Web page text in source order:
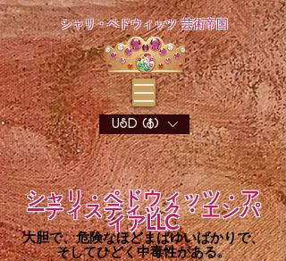
シャリ・ペドウィッツ 芸術帝国
USD ($)
シャリ・ペドウィッツ・ア
ーティスティック・エンパ
イアLLC
大胆で、危険なほどまばゆいばかりで、
そしてひどく中毒性がある。